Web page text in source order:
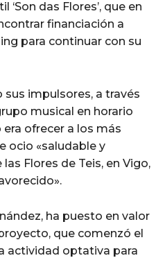
das Flores’, que en
financiación a
para continuar con su
impulsores, a través
musical en horario
ofrecer a los más
ocio «saludable y
Flores de Teis, en Vigo,
ha puesto en valor
que comenzó el
actividad optativa para